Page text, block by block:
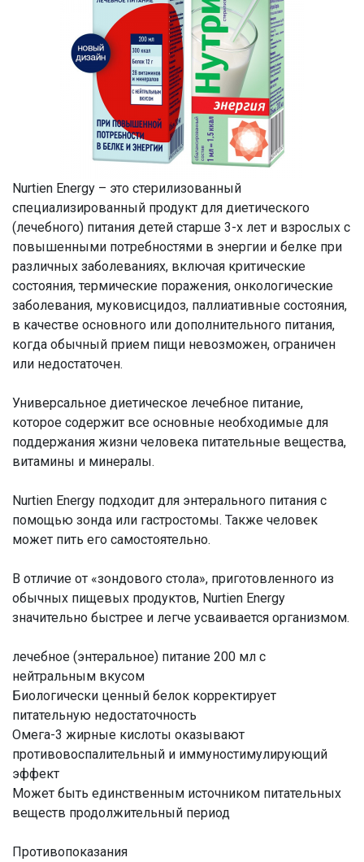
Nurtien Energy – это стерилизованный
специализированный продукт для диетического
(лечебного) питания детей старше 3-х лет и взрослых с
повышенными потребностями в энергии и белке при
различных заболеваниях, включая критические
состояния, термические поражения, онкологические
заболевания, муковисцидоз, паллиативные состояния,
в качестве основного или дополнительного питания,
когда обычный прием пищи невозможен, ограничен
или недостаточен.
Универсальное диетическое лечебное питание,
которое содержит все основные необходимые для
поддержания жизни человека питательные вещества,
витамины и минералы.
Nurtien Energy подходит для энтерального питания с
помощью зонда или гастростомы. Также человек
может пить его самостоятельно.
В отличие от «зондового стола», приготовленного из
обычных пищевых продуктов, Nurtien Energy
значительно быстрее и легче усваивается организмом.
лечебное (энтеральное) питание 200 мл с
нейтральным вкусом
Биологически ценный белок корректирует
питательную недостаточность
Омега-3 жирные кислоты оказывают
противовоспалительный и иммуностимулирующий
эффект
Может быть единственным источником питательных
веществ продолжительный период
Противопоказания